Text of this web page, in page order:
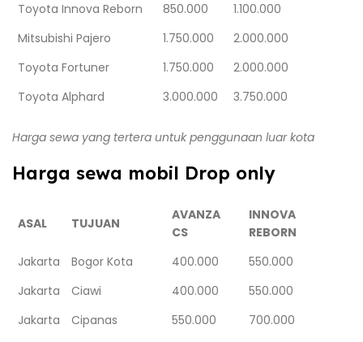
Toyota Innova Reborn 850.000
1.100.000
Mitsubishi Pajero
1.750.000
2.000.000
Toyota Fortuner
1.750.000
2.000.000
Toyota Alphard
3.000.000 3.750.000
Harga sewa yang tertera untuk penggunaan luar kota
Harga sewa mobil Drop only
ASAL TUJUAN
AVANZA
CS
INNOVA
REBORN
Jakarta
Bogor Kota 400.000
550.000
Jakarta
Ciawi 400.000
550.000
Jakarta
Cipanas 550.000
700.000